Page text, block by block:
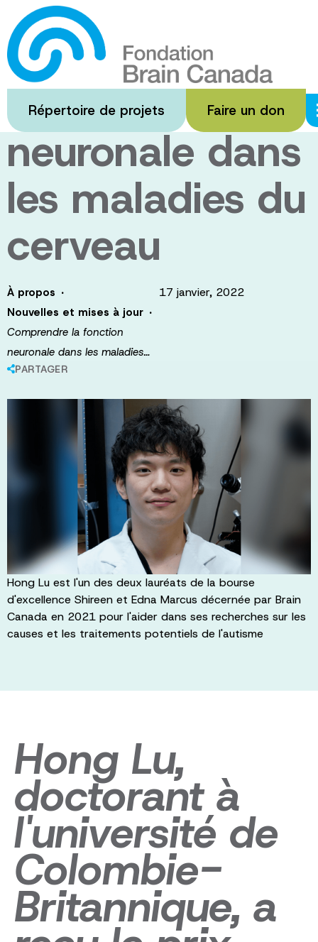
Passer
au
contenu
principal
Répertoire de projets Faire un don
Comprendre la
fonction
neuronale dans
les maladies du
cerveau
À propos ·
Nouvelles et mises à jour ·
Comprendre la fonction
neuronale dans les maladies…
PARTAGER
17 janvier, 2022
Hong Lu est l'un des deux lauréats de la bourse
d'excellence Shireen et Edna Marcus décernée par Brain
Canada en 2021 pour l'aider dans ses recherches sur les
causes et les traitements potentiels de l'autisme
Hong Lu,
doctorant à
l'université de
Colombie-
Britannique, a